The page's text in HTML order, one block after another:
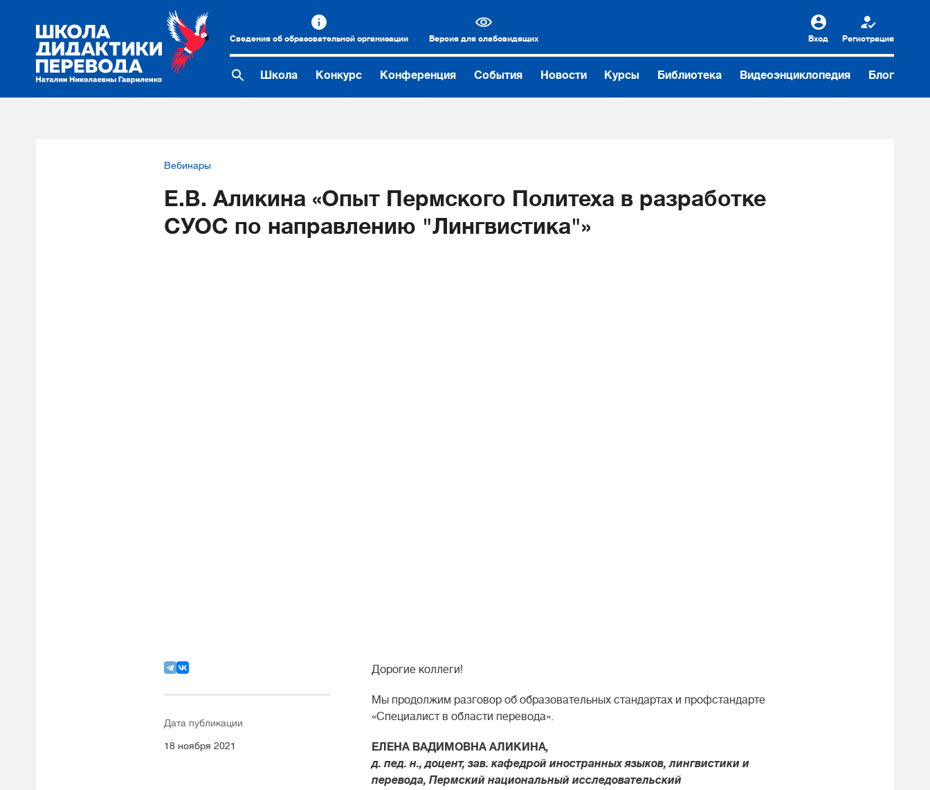
Сведения об образовательной организации Версия для слабовидящих Вход Регистрация
Школа Конкурс Конференция События Новости Курсы Библиотека Видеоэнциклопедия Блог
Вебинары
Е.В. Аликина «Опыт Пермского Политеха в разработке
СУОС по направлению "Лингвистика"»
Дата публикации
18 ноября 2021
Дорогие коллеги!
Мы продолжим разговор об образовательных стандартах и профстандарте
«Специалист в области перевода».
ЕЛЕНА ВАДИМОВНА АЛИКИНА,
д. пед. н., доцент, зав. кафедрой иностранных языков, лингвистики и
перевода, Пермский национальный исследовательский